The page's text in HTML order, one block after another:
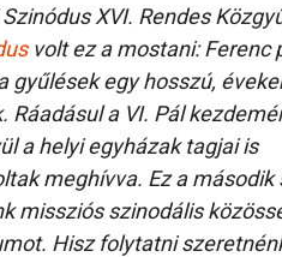
XVI. Rendes
volt ez a mostani: Ferenc
egy hosszú,
a VI. Pál
a helyi egyházak tagjai is
meghívva. Ez a második
missziós szinodális
Hisz folytatni